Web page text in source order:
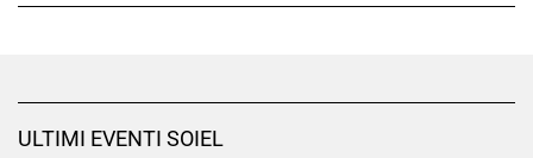
ULTIMI EVENTI SOIEL